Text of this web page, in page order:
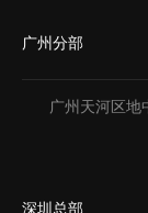
广州分部
广州天河区地
深圳总部